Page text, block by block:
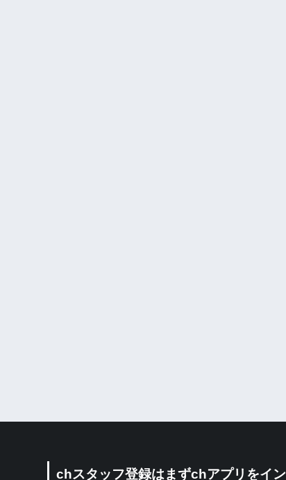
chスタッフ登録はまずchアプリをイン